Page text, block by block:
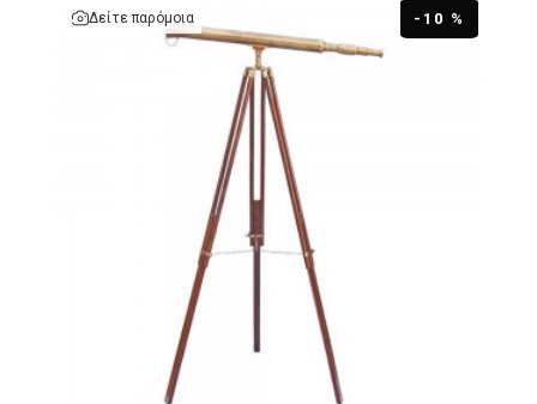
-10 %
Δείτε παρόμοια